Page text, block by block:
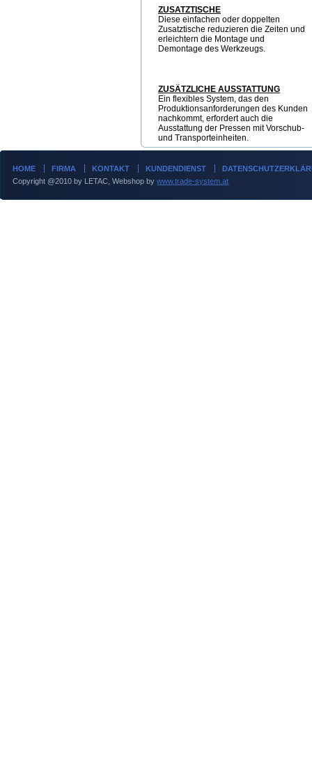
ZUSATZTISCHE
Diese einfachen oder doppelten
Zusatztische reduzieren die Zeiten und
erleichtern die Montage und
Demontage des Werkzeugs.
ZUSÄTZLICHE AUSSTATTUNG
Ein flexibles System, das den
Produktionsanforderungen des Kunden
nachkommt, erfordert auch die
Ausstattung der Pressen mit Vorschub-
und Transporteinheiten.
HOME FIRMA KONTAKT KUNDENDIENST
Copyright @2010 by LETAC, Webshop bywww.trade-system.at